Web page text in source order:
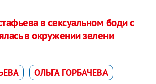
в сексуальном боди с
в окружении зелени
ОЛЬГА ГОРБАЧЕВА